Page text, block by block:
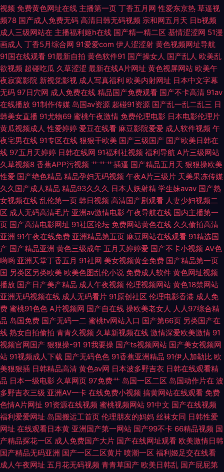
综合国产 九一蜜桃 色婷亚洲天堂 91大神视频污 91亚洲资源站 久久导网网址
丝袜操逼伊人91 91狼人社在线 www欧美日韩成人黄 先锋影音va日韩有码
91黄色连接 俺去啦俺去撸 黄色视频网久久 人人人妻网 91豆花网 成人A∨88
久草国内 新视觉影院尤物视频 91后入在线 成人男人影院 久久豆花 色五月麻
豆婷婷 91白丝 ts人妖交友网站 伊人久久五月天堂 91网站秘 国厂精品观看 欧
美日韩精品综合网 亚洲狼友AV 91玖玖资源 av中文字幕无线看 久槽影院 日
韩风狂性爱 蜜臀久久99精品久久 91n一页二页三页 白丝白虎自慰 人妖自慰
伪娘视频 影音先锋干屁 91探花视频在线更新 激情五月天婷婷文学 午夜精品
人妻二区三区 97超碰男人 久久足交HD 先锋影音色小姐 91精品视频在线免
费观看 白虎爆操91 九九香焦影院 五月婷婷久草在线视频 超碰在线22 欧洲色
图17p 91大神桃色 俺去撸最新网址 91手机在线视频 高清久久国产 欧美一区
二区无码免费 最新黑料吃瓜AV 福利社毛片 人妻美女系列视频 影音先锋鲁丝
91探花视频在线更新 国产98 欧美a在线观看 午夜伦理影院 91在线微拍视频
少妇导航影院 肏老司机 欧州专区 91看片欧美成人性 九九热毛茸茸 91com男
女 福利研究所网址导航 伪娘色情 91在线老司机青青草 日本在线免费成人 国
产SUV精品一区 91Cn亚洲 免费的黄页亚洲
视频 免费黄色网址在线 主播第一页 丁香五月网 性爱东京热 草逼视
频78 国产成人免费无码 高清日韩无码视频 宗和网五月天 日b视频
成人三级网站在 主播福利姬h在线 国产精一精二区 基情涩涩网 51漫
画成人 丁香5月综合网 91爱爱com 伊人涩涩射 黄色视频网址导航
91国在线观看 91最新自拍 黄色软件91 国产操女人 国产乱人 欧美乱
欲视频 超碰吃瓜 久草涩涩 最新在线A片网址 黄色视屏网站 欧美午
夜寂寞影院 新视觉影视 成人写真福利 欧美内射网址 日本中文字幕
无码 97日穴网 成人免费在线 精品国产免费观看 国产不卡高清 91av
在线播放 91制作传媒 岛国av资源 超碰91资源 国产乱一乱二乱三 日
韩美女直播 91尤物69 蜜桃午夜激情 免费伦理电影 日本电影伦理片
黄瓜视频成人 性爱婷婷 爱豆在线看 麻豆影院爱爱 成人软件视频 午
夜宅男在线 91专区在线 狠狠干欧美 国产三级国产 国产欧美日韩在
线 97五月天婷婷 日韩在线网 91福利社视频 福利导航 A片三级网站
久草视频8 香蕉APP污视频 艹艹艹插逼 国产精品五月天 狠狠操欧美
性爱 国产绝色精品 精品孕妇无码视频 午夜A片三级片 天美果冻传媒
久久国产成人精品 精品93久久久 日本人妖射精 学生妹avav 国产熟
女视频在线 乱伦第一页 韩日视频 高清国产剧观看 人妻少妇视频二
区 成人无码高清毛片 亚洲av激情电影 午夜导航在线 国内主播第一
页 国产高清电影网址 91社区论坛 免费网站黄色在线 久久偷拍高清
亚洲 91午夜在线免费 亚洲精品第五页 麻豆网站在线观看 91精选国
产 国产精品亚洲 黄色三级成年 五月天婷婷爱 国产不卡小视频 AV色
哟哟 亚洲天堂丁香五月 91社网 美女视频黄全免费 国产精品第一页
国 另类区另类欧美 欧美色图乱伦小说 免费成人软件 黄色网址视频
播放 国产日产美产精品 成人午夜视频 伦理视频网站 黄色18禁网站
亚洲无码视频在线 成人无码看片 91原创社区 伦理电影香港 成人免
费 蜜桃91色色 A片视频网 国产自在线 操欧美老女人 人人97综合精
品 岛国免费 国产无码一二 蜜桃tv网站入口 国产第66页 另类国产在
线 熟女自拍偷拍 青青久视频 久草新视频在线 激情深爱欧美激情 91
视频官网国产 狠狠操-91 91我要操 国产ts视频网站 国产美女视频网
站 91视频成人下载 国产无码色色 91香蕉亚洲精品 91伊人加勒比 欧
美狠狠插 日韩精品高清 黄色av网 日本波多野吉衣 日韩在线观看精
品 日本一级电影 久草网页 97免费艹 岛国一区二区 岛国动作片在 波
多野吉衣三级 亚洲AV一卡 在线免费小视频 搞黄网站在线观看 免费
色情A片网扯 91资源在线视频 蜜桃视频网站 91中文 国产在线视频
福利爱爱网址 岛国搬运工首页 伦理朋友的妈妈 丝袜女同 日韩性爱
网址 在线观看日本黄 亚洲国产第一网站 国产99不卡 66精品视频 国
产精品探花一区 成人免费国产大片 国产在线网址观看 欧美激情日韩
国产精品无码亚洲 国产一区二区黄片 喷潮一区 福利姬足交在线看
成人午夜网址 五月花无码视频 青青草国产 欧美日韩乱 国产屁屁第